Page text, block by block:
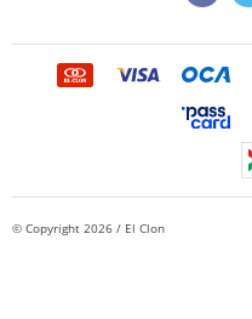
© Copyright 2026 / El Clon